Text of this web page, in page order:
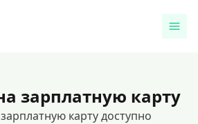
зарплатную карту
карту доступно